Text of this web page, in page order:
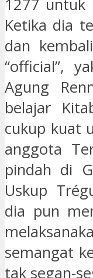
1277 untuk
Ketika dia
dan
“official”,
Agung
belajar
cukup kuat
anggota
pindah di
Uskup
dia pun
semangat
tak segan-